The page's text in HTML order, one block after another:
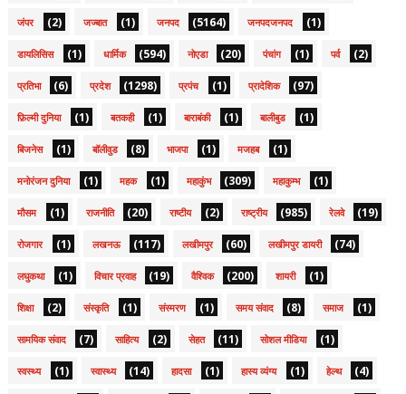
जंपर (2) जज्बात (1) जनपद (5164) जनपदजनपद (1)
डायलिसिस (1) धार्मिक (594) नोएडा (20) पंचांग (1) पर्व (2)
प्रतिभा (6) प्रदेश (1298) प्रपंच (1) प्रादेशिक (97)
फ़िल्मी दुनिया (1) बतकही (1) बाराबंकी (1) बालीबुड (1)
बिजनेस (1) बॉलीवुड (8) भाजपा (1) मजहब (1)
मनोरंजन दुनिया (1) महक (1) महाकुंभ (309) महाकुम्भ (1)
मौसम (1) राजनीति (20) राष्टीय (2) राष्ट्रीय (985) रेलवे (19)
रोजगार (1) लखनऊ (117) लखीमपुर (60) लखीमपुर डायरी (74)
लघुकथा (1) विचार प्रवाह (19) वैश्विक (200) शायरी (1)
शिक्षा (2) संस्कृति (1) संस्मरण (1) समय संवाद (8) समाज (1)
सामयिक संवाद (7) साहित्य (2) सेहत (11) सोशल मीडिया (1)
स्वस्थ्य (1) स्वास्थ्य (14) हादसा (1) हास्य व्यंग्य (1) हेल्थ (4)